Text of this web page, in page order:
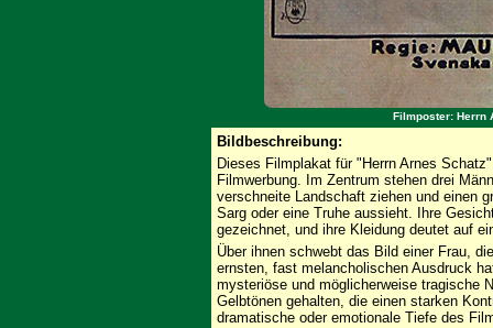
Filmposter: Herrn
Bildbeschreibung:
Dieses Filmplakat für "Herrn Arnes
Filmwerbung. Im Zentrum stehen drei
verschneite Landschaft ziehen und einen
Sarg oder eine Truhe aussieht. Ihre
gezeichnet, und ihre Kleidung deutet auf
Über ihnen schwebt das Bild einer Frau,
ernsten, fast melancholischen Ausdruck
mysteriöse und möglicherweise tragische
Gelbtönen gehalten, die einen starken
dramatische oder emotionale Tiefe des